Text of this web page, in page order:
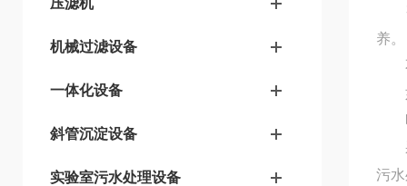
压滤机
机械过滤设备
一体化设备
斜管沉淀设备
实验室污水处理设备
整
养。
不
如
采
污